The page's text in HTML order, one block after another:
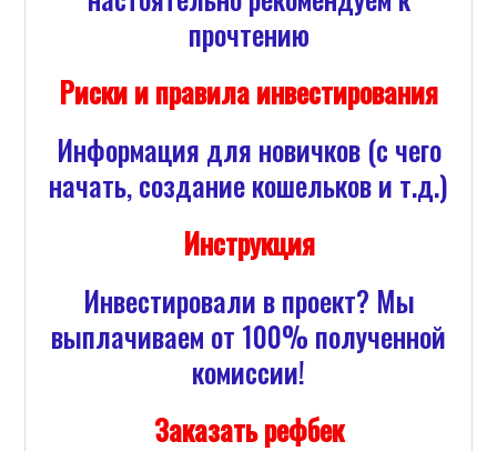
прочтению
Риски и правила инвестирования
Информация для новичков (с чего
начать, создание кошельков и т.д.)
Инструкция
Инвестировали в проект? Мы
выплачиваем от 100% полученной
комиссии!
Заказать рефбек